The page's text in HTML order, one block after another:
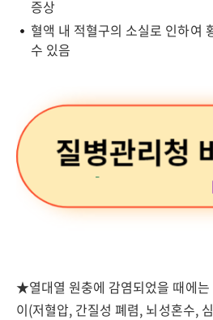
증상
혈액 내 적혈구의 소실로 인하여
수 있음
★열대열 원충에 감염되었을 때에는
이(저혈압, 간질성 폐렴, 뇌성혼수,